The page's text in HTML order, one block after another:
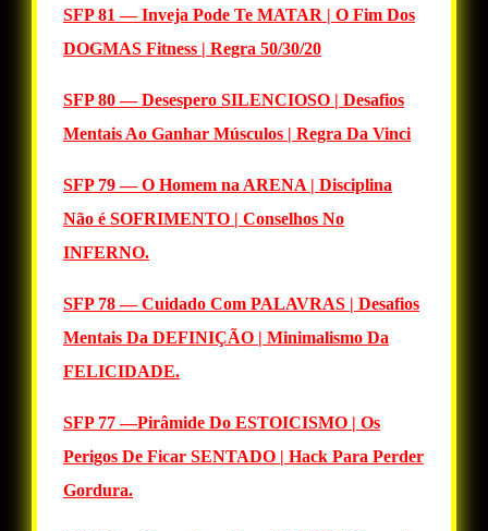
SFP 81 — Inveja Pode Te MATAR | O Fim Dos
DOGMAS Fitness | Regra 50/30/20
SFP 80 — Desespero SILENCIOSO | Desafios
Mentais Ao Ganhar Músculos | Regra Da Vinci
SFP 79 — O Homem na ARENA | Disciplina
Não é SOFRIMENTO | Conselhos No
INFERNO.
SFP 78 — Cuidado Com PALAVRAS | Desafios
Mentais Da DEFINIÇÃO | Minimalismo Da
FELICIDADE.
SFP 77 —Pirâmide Do ESTOICISMO | Os
Perigos De Ficar SENTADO | Hack Para Perder
Gordura.